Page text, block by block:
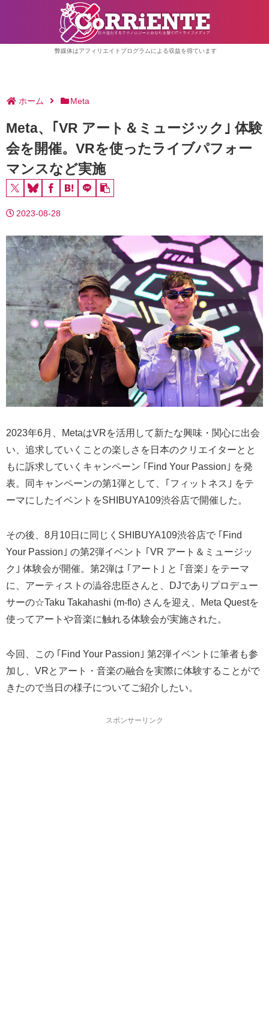
弊媒体はアフィリエイトプログラムによる収益を得ています
ホーム Meta
Meta、｢VR アート＆ミュージック｣ 体験
会を開催。VRを使ったライブパフォー
マンスなど実施
2023-08-28
2023年6月、MetaはVRを活用して新たな興味・関心に出会
い、追求していくことの楽しさを日本のクリエイターとと
もに訴求していくキャンペーン ｢Find Your Passion｣ を発
表。同キャンペーンの第1弾として、｢フィットネス｣ をテ
ーマにしたイベントをSHIBUYA109渋谷店で開催した。
その後、8月10日に同じくSHIBUYA109渋谷店で ｢Find
Your Passion｣ の第2弾イベント ｢VR アート＆ミュージッ
ク｣ 体験会が開催。第2弾は ｢アート｣ と ｢音楽｣ をテーマ
に、アーティストの澁谷忠臣さんと、DJでありプロデュー
サーの☆Taku Takahashi (m-flo) さんを迎え、Meta Questを
使ってアートや音楽に触れる体験会が実施された。
今回、この ｢Find Your Passion｣ 第2弾イベントに筆者も参
加し、VRとアート・音楽の融合を実際に体験することがで
きたので当日の様子についてご紹介したい。
スポンサーリンク